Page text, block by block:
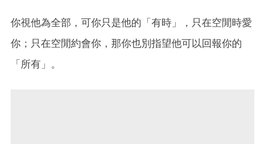
你視他為全部，可你只是他的「有時」，只在空閒時愛
你；只在空閒約會你，那你也別指望他可以回報你的
「所有」。